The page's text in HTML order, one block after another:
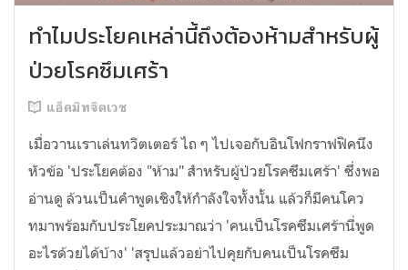
ทำไมประโยคเหล่านี้ถึงต้องห้ามสำหรับผู้
ป่วยโรคซึมเศร้า
แอ็ดมิทจิตเวช
เมื่อวานเราเล่นทวิตเตอร์ ไถ ๆ ไปเจอกับอินโฟกราฟฟิคนึง
หัวข้อ 'ประโยคต้อง "ห้าม" สำหรับผู้ป่วยโรคซึมเศร้า' ซึ่งพอ
อ่านดู ล้วนเป็นคำพูดเชิงให้กำลังใจทั้งนั้น แล้วก็มีคนโคว
ทมาพร้อมกับประโยคประมาณว่า 'คนเป็นโรคซึมเศร้านี่พูด
อะไรด้วยได้บ้าง' 'สรุปแล้วอย่าไปคุยกับคนเป็นโรคซึม